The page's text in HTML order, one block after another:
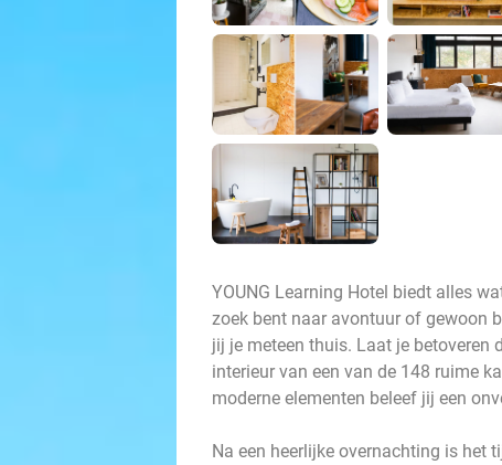
YOUNG Learning Hotel biedt alles
zoek bent naar avontuur of gewoon
jij je meteen thuis. Laat je betoveren
interieur van een van de 148 ruime
moderne elementen beleef jij een
Na een heerlijke overnachting is het